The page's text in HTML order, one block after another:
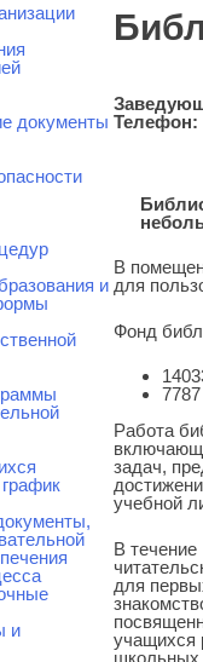
документы
и
и
Телефон:
В
для
Фонд
Работа
задач,
учебной
В
для
учащихся
школьных